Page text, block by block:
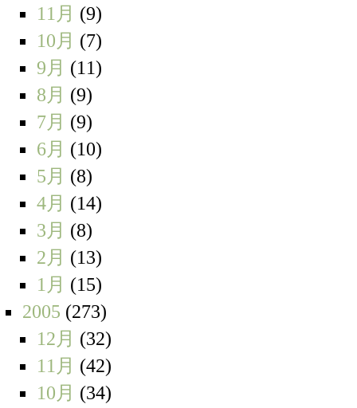
11月 (9)
10月 (7)
9月 (11)
8月 (9)
7月 (9)
6月 (10)
5月 (8)
4月 (14)
3月 (8)
2月 (13)
1月 (15)
2005 (273)
12月 (32)
11月 (42)
10月 (34)